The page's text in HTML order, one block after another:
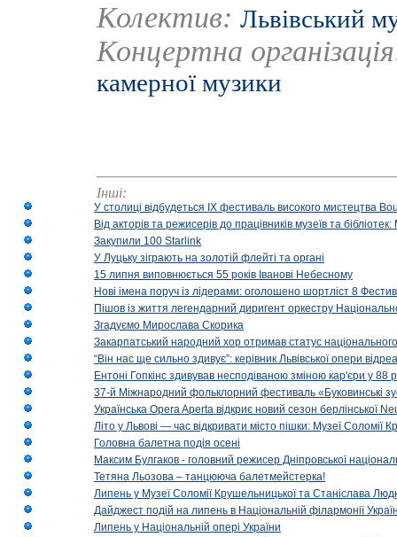
Колектив: Львівський
Концертна
камерної музики
Інші:
У столиці відбудеться IX фестиваль високого мистецтва
Від акторів та режисерів до працівників музеїв та
Закупили 100 Starlink
У Луцьку зіграють на золотій флейті та органі
15 липня виповнюється 55 років Іванові Небесному
Нові імена поруч із лідерами: оголошено шортліст 8
Пішов із життя легендарний диригент оркестру
Згадуємо Мирослава Скорика
Закарпатський народний хор отримав статус національного
“Він нас ще сильно здивує”: керівник Львівської опери
Ентоні Гопкінс здивував несподіваною зміною кар'єри у 88
37-й Міжнародний фольклорний фестиваль «Буковинські
Українська Opera Aperta відкриє новий сезон берлінської
Літо у Львові — час відкривати місто пішки: Музеї Соломії
Головна балетна подія осені
Максим Булгаков - головний режисер Дніпровської
Тетяна Льозова – танцююча балетмейстерка!
Липень у Музеї Соломії Крушельницької та Станіслава
Дайджест подій на липень в Національній філармонії
Липень у Національній опері України